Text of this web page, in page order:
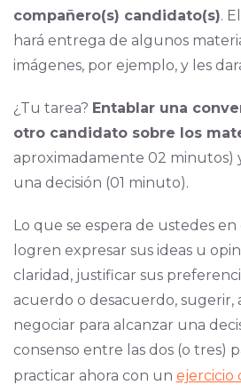
compañero(s) candidato(s).
hará entrega de algunos
imágenes, por ejemplo, y les
¿Tu tarea? Entablar una
otro candidato sobre los
aproximadamente 02 minutos)
una decisión (01 minuto).
Lo que se espera de ustedes
logren expresar sus ideas u
claridad, justificar sus
acuerdo o desacuerdo, sugerir,
negociar para alcanzar una
consenso entre las dos (o tres)
practicar ahora con un ejercicio